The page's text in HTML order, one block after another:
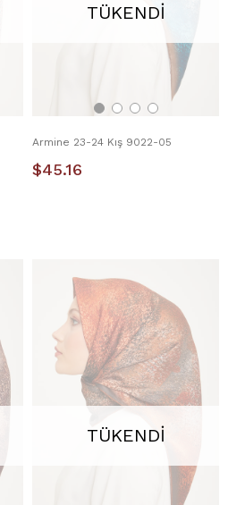
TÜKENDI
Armine 23-24 Kış 9022-05
$45.16
TÜKENDI